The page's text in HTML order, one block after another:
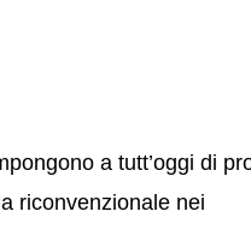
a tutt’oggi di
riconvenzionale nei